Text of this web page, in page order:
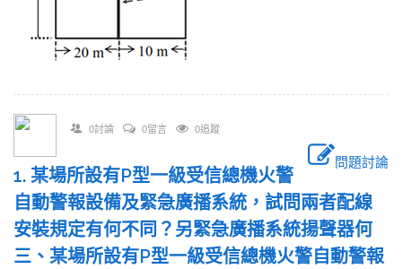
0討論 0留言 0追蹤
問題討論
1. 某場所設有P型一級受信總機火警
自動警報設備及緊急廣播系統，試問兩者配線
安裝規定有何不同？另緊急廣播系統揚聲器何
三、某場所設有P型一級受信總機火警自動警報